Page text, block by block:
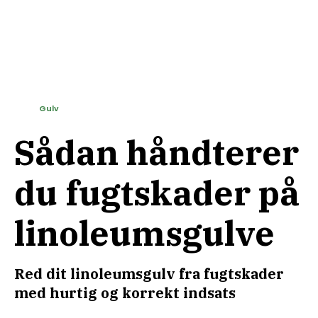
Sådan håndterer
du fugtskader på
linoleumsgulve
Red dit linoleumsgulv fra fugtskader
med hurtig og korrekt indsats
Gulv